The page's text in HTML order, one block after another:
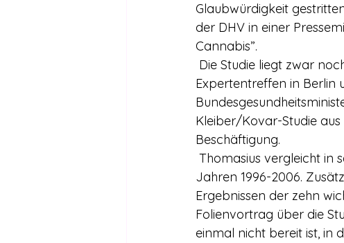
Glaubwürdigkeit
der DHV in einer
Cannabis”.
Expertentreffen in Berlin
Kleiber/Kovar-Studie
Beschäftigung.
Jahren 1996-2006.
Ergebnissen der zehn
Folienvortrag über die
einmal nicht bereit ist, in